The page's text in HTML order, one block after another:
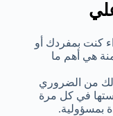
كنت بمفردك أو
هي أهم ما
من الضروري
في كل مرة
بمسؤولية.